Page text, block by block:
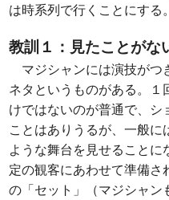
は時系列で行くことにする。
教訓１：見たことがな
マジシャンには演技がつ
ネタというものがある。
けではないのが普通で、シ
ことはありうるが、一般
ような舞台を見せること
定の観客にあわせて準備
の「セット」（マジシャン